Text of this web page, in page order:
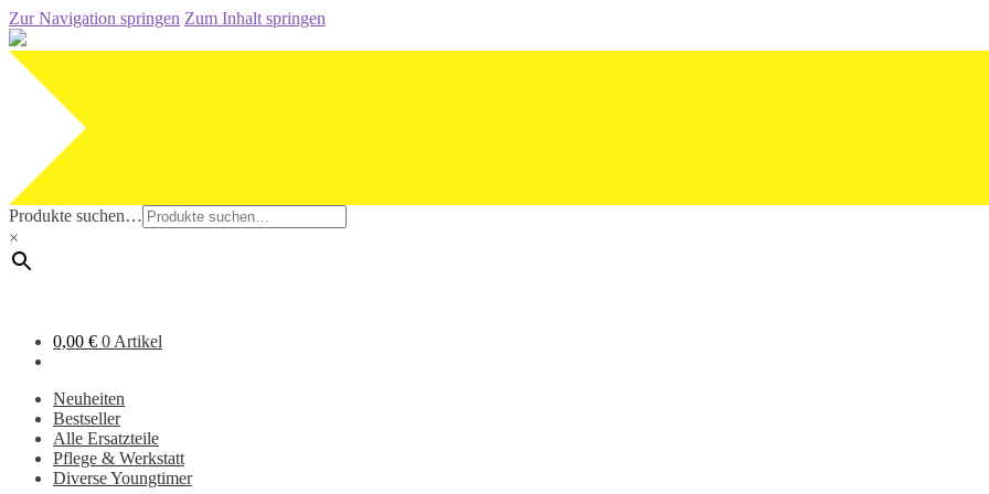
Zur Navigation springen Zum Inhalt springen
Produkte suchen…
×
0,00 € 0 Artikel
Neuheiten
Bestseller
Alle Ersatzteile
Pflege & Werkstatt
Diverse Youngtimer